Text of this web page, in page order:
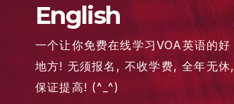
English
一个让你免费在线学习VOA英语的好
地方! 无须报名, 不收学费, 全年无休,
保证提高! (^_^)